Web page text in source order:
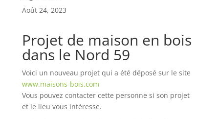
Août 24, 2023
Projet de maison en bois
dans le Nord 59
Voici un nouveau projet qui a été déposé sur le site
www.maisons-bois.com
Vous pouvez contacter cette personne si son projet
et le lieu vous intéresse.